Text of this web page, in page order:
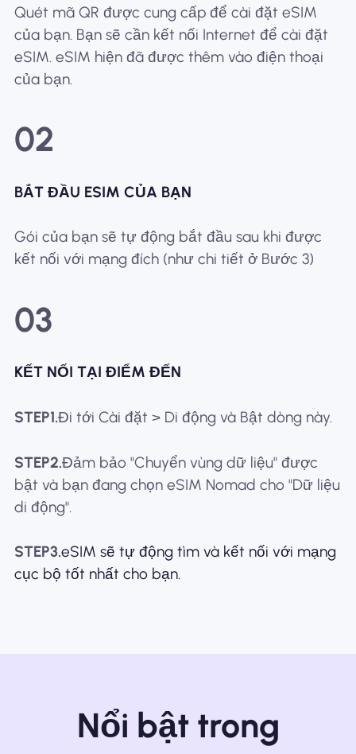
Quét mã QR được cung cấp để cài đặt eSIM
của bạn. Bạn sẽ cần kết nối Internet để cài đặt
eSIM. eSIM hiện đã được thêm vào điện thoại
của bạn.
02
BẮT ĐẦU ESIM CỦA BẠN
Gói của bạn sẽ tự động bắt đầu sau khi được
kết nối với mạng đích (như chi tiết ở Bước 3)
03
KẾT NỐI TẠI ĐIỂM ĐẾN
STEP1.Đi tới Cài đặt > Di động và Bật dòng này.
STEP2.Đảm bảo "Chuyển vùng dữ liệu" được
bật và bạn đang chọn eSIM Nomad cho "Dữ liệu
di động".
STEP3.eSIM sẽ tự động tìm và kết nối với mạng
cục bộ tốt nhất cho bạn.
Nổi bật trong